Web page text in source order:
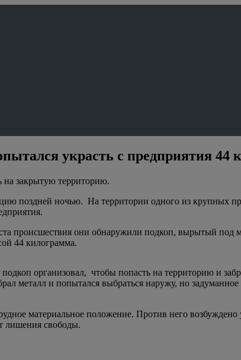
украсть с предприятия 44
на закрытую территорию.
поздней ночью. На территории одного из крупных
происшествия они обнаружили подкоп, вырытый под
44 килограмма.
организовал, чтобы попасть на территорию и
металл и попытался выбраться наружу, но
материальное положение. Против него
лишения свободы.